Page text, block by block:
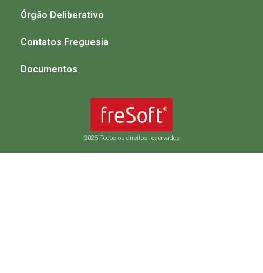
2025 Todos os direitos reservados
Órgão Deliberativo
Contatos Freguesia
Documentos